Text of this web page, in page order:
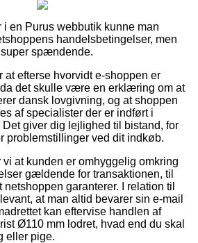
i en Purus webbutik kunne man
handelsbetingelser, men
spændende.
at efterse hvorvidt e-shoppen er
det skulle være en erklæring om at
dansk lovgivning, og at shoppen
af specialister der er indført i
giver dig lejlighed til bistand, for
problemstillinger ved dit indkøb.
at kunden er omhyggelig omkring
gældende for transaktionen, til
garanterer. I relation til
at man altid bevarer sin e-mail
kan eftervise handlen af
Ø110 mm lodret, hvad end du skal
eller pige.